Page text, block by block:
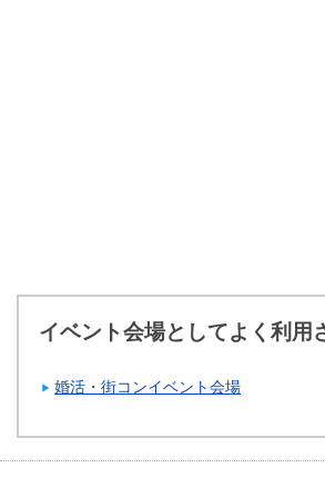
イベント会場としてよく利用
婚活・街コンイベント会場